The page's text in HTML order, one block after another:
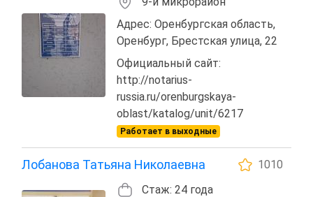
Адрес: Оренбургская область,
Оренбург, Брестская улица, 22
Официальный сайт:
http://notarius-
russia.ru/orenburgskaya-
oblast/katalog/unit/6217
Работает в выходные
Лобанова Татьяна Николаевна
1010
Стаж: 24 года